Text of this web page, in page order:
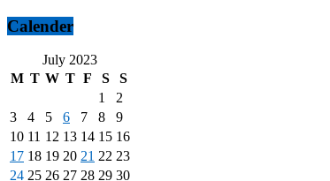
Calender
July 2023
M T W T F S
S
1
2
3
4 5 6 7 8
9
10 11 12 13 14 15 16
17 18 19 20 21 22 23
24 25 26 27 28 29 30